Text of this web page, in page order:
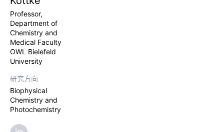
Professor,
Department of
Chemistry and
Medical Faculty
OWL Bielefeld
University
研究方向
Biophysical
Chemistry and
Photochemistry